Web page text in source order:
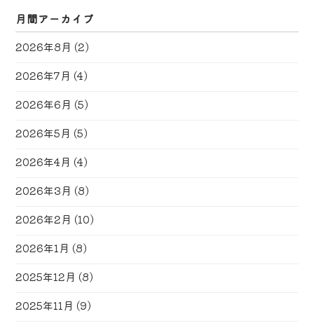
月間アーカイブ
2026年8月 (2)
2026年7月 (4)
2026年6月 (5)
2026年5月 (5)
2026年4月 (4)
2026年3月 (8)
2026年2月 (10)
2026年1月 (8)
2025年12月 (8)
2025年11月 (9)